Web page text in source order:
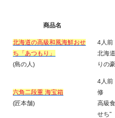
商品名
北海道の高級和風海鮮おせ
ち「あつもり」
(島の人)
4人前
北海
りの
六角二段重 海宝箱
(匠本舗)
4人前
修
高級
せち”